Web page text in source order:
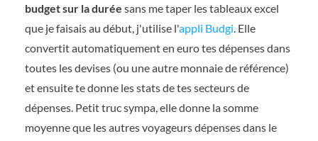
budget sur la durée sans me taper les tableaux excel
que je faisais au début, j'utilise l'appli Budgi . Elle
convertit automatiquement en euro tes dépenses dans
toutes les devises (ou une autre monnaie de référence)
et ensuite te donne les stats de tes secteurs de
dépenses. Petit truc sympa, elle donne la somme
moyenne que les autres voyageurs dépenses dans le